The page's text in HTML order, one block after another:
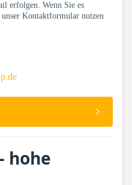
erfolgen. Wenn Sie es
Kontaktformular nutzen
hohe